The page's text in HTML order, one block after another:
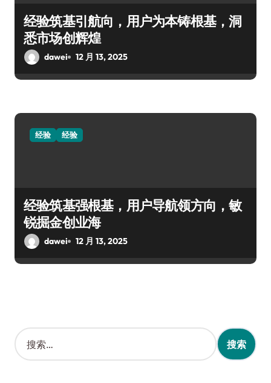
经验筑基引航向，用户为本铸根基，洞
悉市场创辉煌
dawei 12 月 13, 2025
经验 经验
经验筑基强根基，用户导航领方向，敏
锐掘金创业海
dawei 12 月 13, 2025
搜
索
：